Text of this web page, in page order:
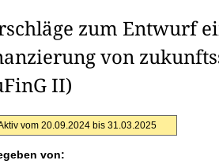
zum Entwurf
von
II)
vom 20.09.2024 bis 31.03.2025
von: